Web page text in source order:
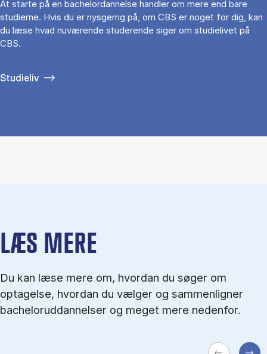
At starte på en bachelordannelse handler om mere end bare
studierne. Hvis du er nysgerrig på, om CBS er noget for dig, kan
du læse hvad nuværende studerende siger om studielivet på
CBS.
Studieliv
LÆS MERE
Du kan læse mere om, hvordan du søger om
optagelse, hvordan du vælger og sammenligner
bacheloruddannelser og meget mere nedenfor.